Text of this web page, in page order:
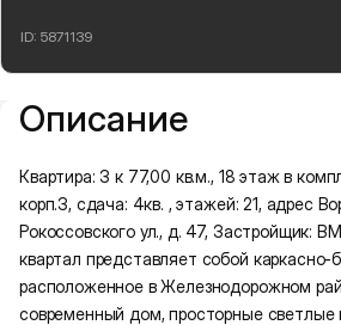
ID: 5871139
Подробная информация
Описание
Квартира: 3 к 77,00 кв.м., 18 этаж в
корп.3, сдача: 4кв. , этажей: 21, адрес
Рокоссовского ул., д. 47, Застройщик:
квартал представляет собой каркасно-
расположенное в Железнодорожном
современный дом, просторные светлые